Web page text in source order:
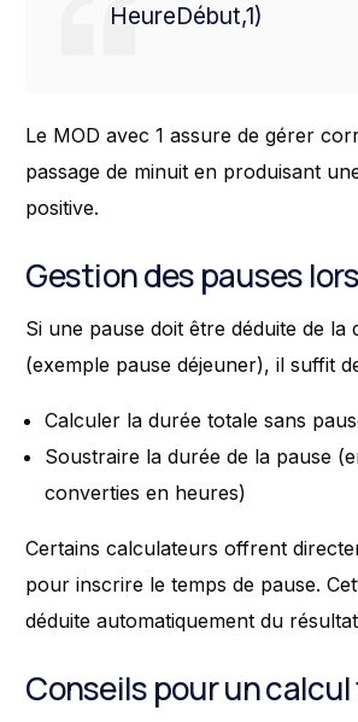
HeureDébut,1)
Le MOD avec 1 assure de gérer
passage de minuit en produisant
positive.
Gestion des pauses
Si une pause doit être déduite de la
(exemple pause déjeuner), il suffit
Calculer la durée totale sans
Soustraire la durée de la pause
converties en heures)
Certains calculateurs offrent
pour inscrire le temps de pause.
déduite automatiquement du
Conseils pour un